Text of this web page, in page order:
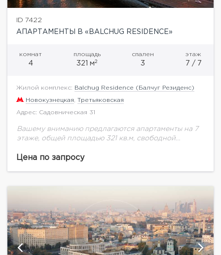
ID 7422
АПАРТАМЕНТЫ В «BALCHUG RESIDENCE»
комнат
4
площадь
321 м2
спален
3
этаж
7 / 7
Жилой комплекс: Balchug Residence (Балчуг Резиденс)
Новокузнецкая Третьяковская
Адрес: Садовническая 31
Вашему вниманию предлагаются апартаменты на 7
этаже, общей площадью 321 кв.м, свободной
"Balchug Residence" (Балчуг Резиденс). На
Цена по запросу